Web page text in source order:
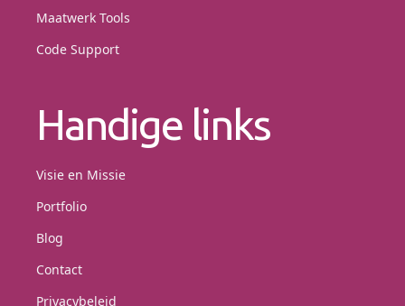
Maatwerk Tools
Code Support
Handige links
Visie en Missie
Portfolio
Blog
Contact
Privacybeleid